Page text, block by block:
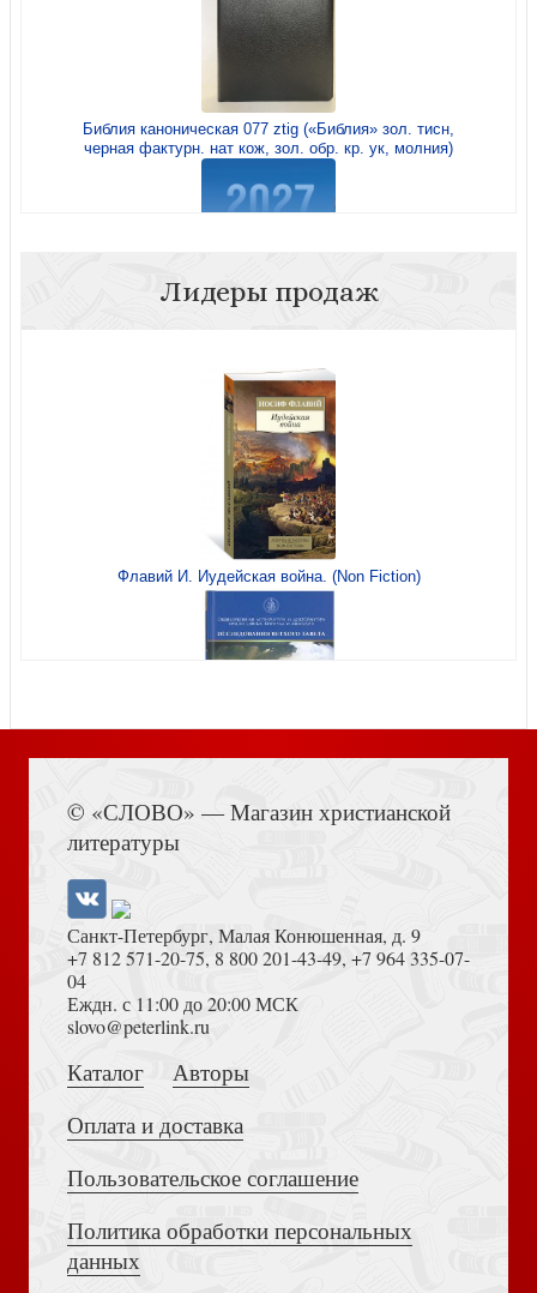
Библия каноническая 077 ztig («Библия» зол. тисн,
черная фактурн. нат кож, зол. обр. кр. ук, молния)
Календарь мужской на 2027 год «Достигая цели»
настенный, на скрепке
Блокнот на пружине «Мир тебе, мир дому твоему, мир
всему твоему» (дом в долине10*14,8 см. (Акварель)
Библия каноническая 056 ztig («Библия» зол. тисн, свет.-
Забавные животные. Библейский цитатник детский,
Лидеры продаж
Флавий И. Иудейская война. (Non Fiction)
Достоевский Ф.М. Сила и правда России (2024)
Толкование на Апокалипсис (Тихоний Африканский)
© «СЛОВО» — Магазин христианской
литературы
Санкт-Петербург, Малая Конюшенная, д. 9
+7 812 571-20-75, 8 800 201-43-49, +7 964 335-07-
04
Еждн. с 11:00 до 20:00 МСК
slovo@peterlink.ru
Каталог
Авторы
Оплата и доставка
Пользовательское соглашение
Политика обработки персональных
данных